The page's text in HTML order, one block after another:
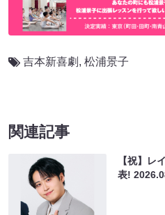
吉本新喜劇 , 松浦景子
関連記事
【祝】レ
表!